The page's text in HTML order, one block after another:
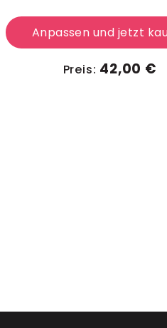
Anpassen und jetzt
Preis: 42,00 €